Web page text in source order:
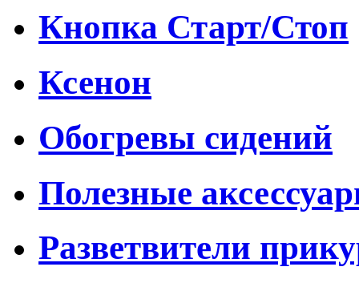
Кнопка Старт/Стоп
Ксенон
Обогревы сидений
Полезные
Разветвители